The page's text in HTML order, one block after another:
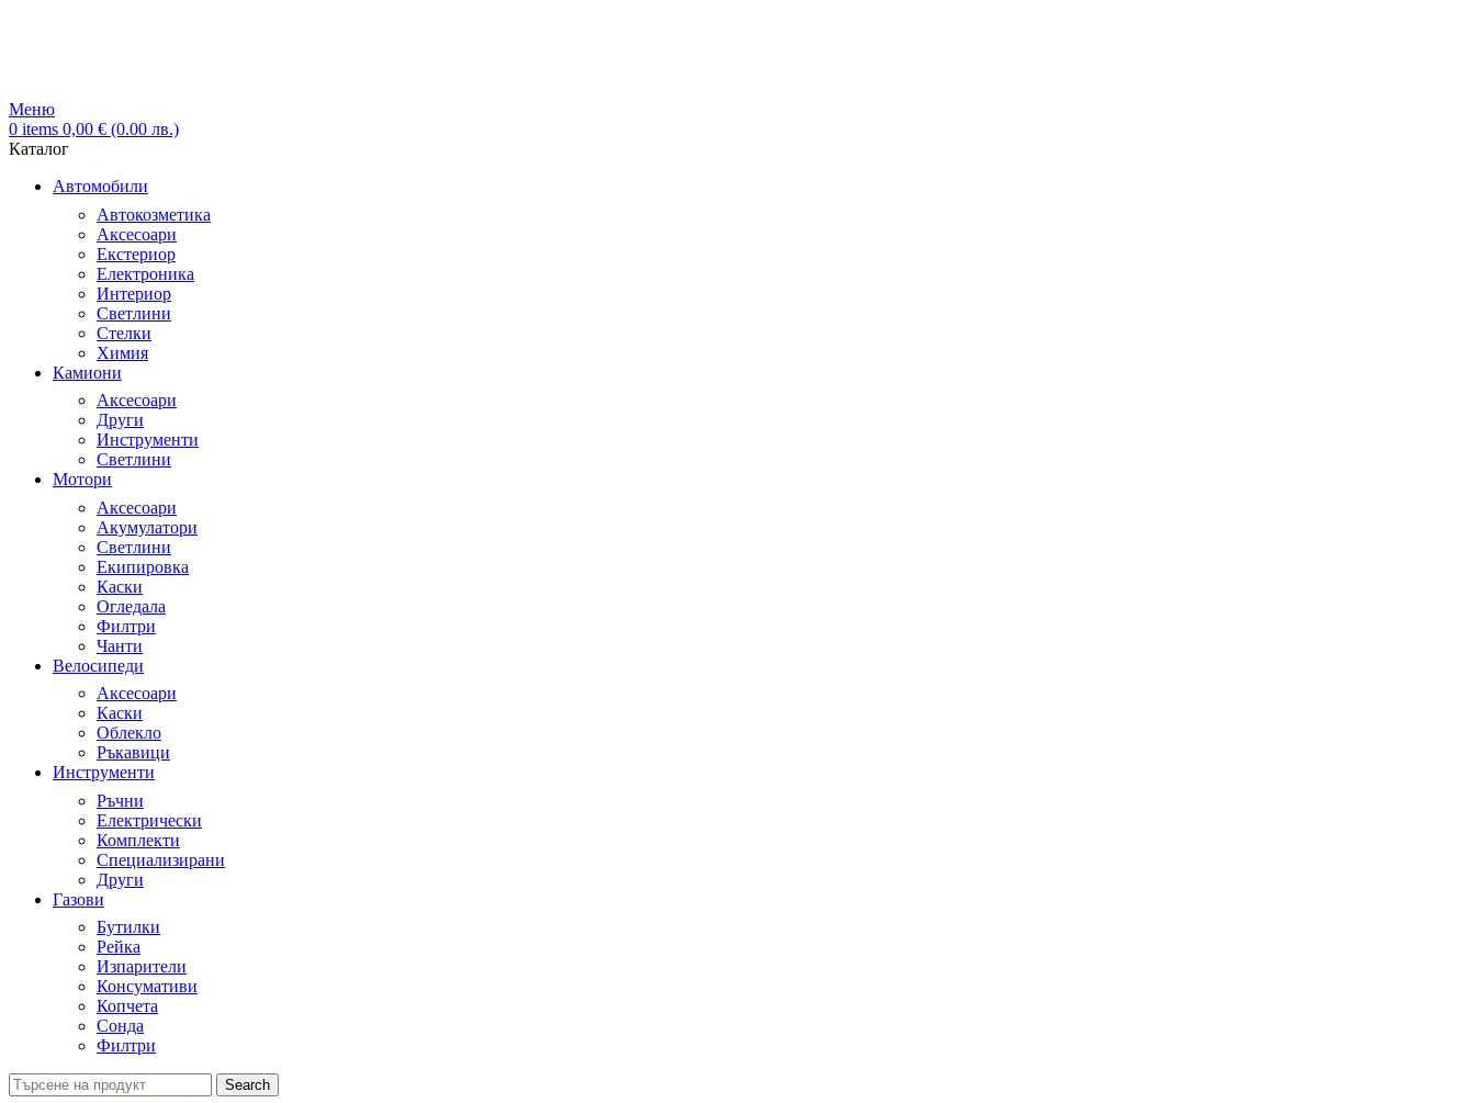
Меню
0 items 0,00 € (0.00 лв.)
Каталог
Автомобили
Автокозметика
Аксесоари
Екстериор
Електроника
Интериор
Светлини
Стелки
Химия
Камиони
Аксесоари
Други
Инструменти
Светлини
Мотори
Аксесоари
Акумулатори
Светлини
Екипировка
Каски
Огледала
Филтри
Чанти
Велосипеди
Аксесоари
Каски
Облекло
Ръкавици
Инструменти
Ръчни
Електрически
Комплекти
Специализирани
Други
Газови
Бутилки
Рейка
Изпарители
Консумативи
Копчета
Сонда
Филтри
Search